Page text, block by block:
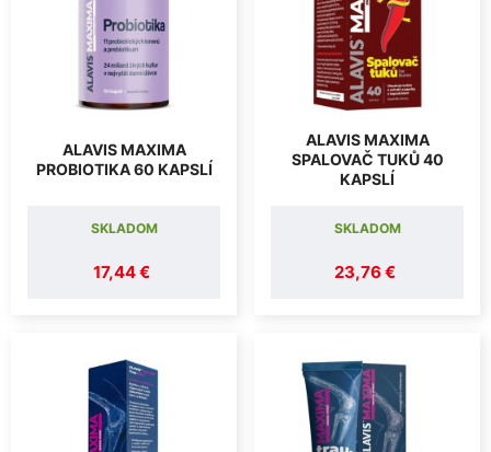
ALAVIS MAXIMA
PROBIOTIKA 60 KAPSLÍ
17,44 €
SKLADOM
ALAVIS MAXIMA
SPALOVAČ TUKŮ 40
KAPSLÍ
23,76 €
SKLADOM